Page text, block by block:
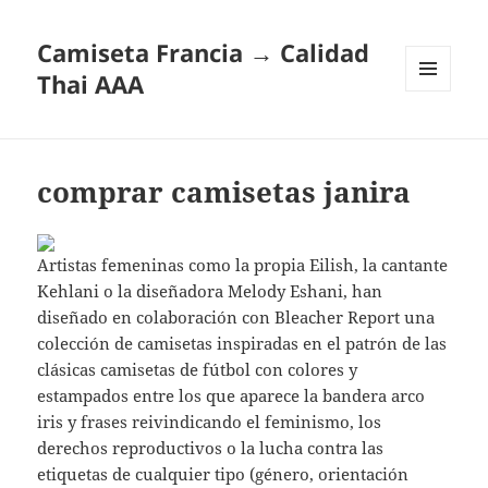
Camiseta Francia → Calidad
Thai AAA
comprar camisetas janira
Artistas femeninas como la propia Eilish, la cantante
Kehlani o la diseñadora Melody Eshani, han
diseñado en colaboración con Bleacher Report una
colección de camisetas inspiradas en el patrón de las
clásicas camisetas de fútbol con colores y
estampados entre los que aparece la bandera arco
iris y frases reivindicando el feminismo, los
derechos reproductivos o la lucha contra las
etiquetas de cualquier tipo (género, orientación